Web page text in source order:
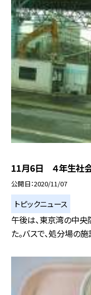
11月6日 ４年生社会
公開日 2020/11/07
トピックニュース
午後は、東京湾の中
た。バスで、処分場の